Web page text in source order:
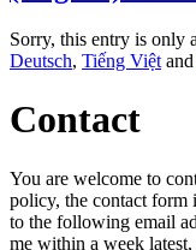
Sorry, this entry is only
Deutsch, Tiếng Việt and
Contact
You are welcome to
policy, the contact form
to the following email
me within a week latest,